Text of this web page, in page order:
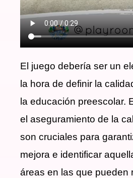
El juego debería ser un
la hora de definir la
la educación preescolar.
el aseguramiento de la
son cruciales para
mejora e identificar
áreas en las que pueden